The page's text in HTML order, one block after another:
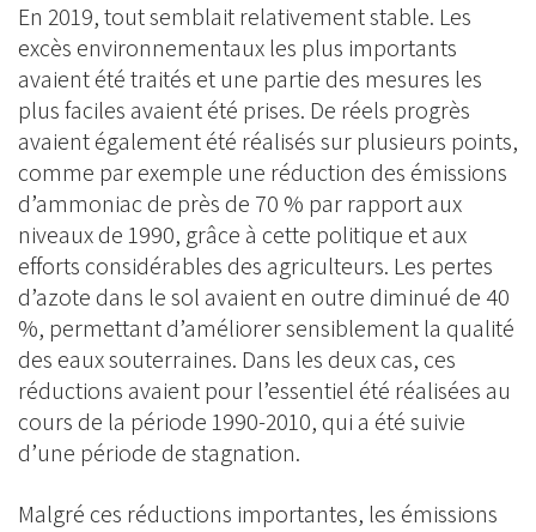
En 2019, tout semblait relativement stable. Les
excès environnementaux les plus importants
avaient été traités et une partie des mesures les
plus faciles avaient été prises. De réels progrès
avaient également été réalisés sur plusieurs points,
comme par exemple une réduction des émissions
d’ammoniac de près de 70 % par rapport aux
niveaux de 1990, grâce à cette politique et aux
efforts considérables des agriculteurs. Les pertes
d’azote dans le sol avaient en outre diminué de 40
%, permettant d’améliorer sensiblement la qualité
des eaux souterraines. Dans les deux cas, ces
réductions avaient pour l’essentiel été réalisées au
cours de la période 1990-2010, qui a été suivie
d’une période de stagnation.
Malgré ces réductions importantes, les émissions